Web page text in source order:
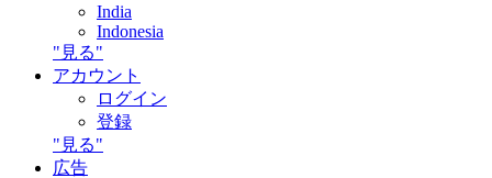
India
Indonesia
"見る"
アカウント
ログイン
登録
"見る"
広告